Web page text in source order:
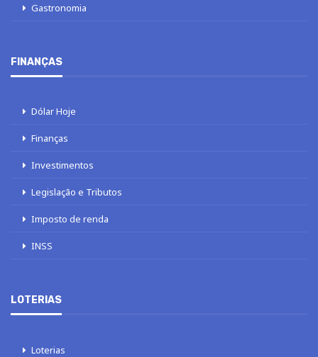
Gastronomia
FINANÇAS
Dólar Hoje
Finanças
Investimentos
Legislação e Tributos
Imposto de renda
INSS
LOTERIAS
Loterias